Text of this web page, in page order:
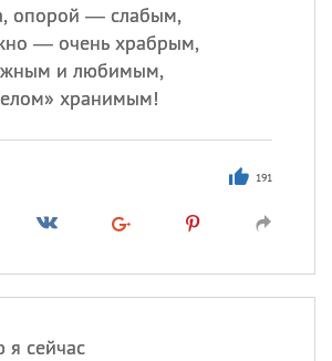
опорой — слабым,
— очень храбрым,
и любимым,
хранимым!
191
я сейчас